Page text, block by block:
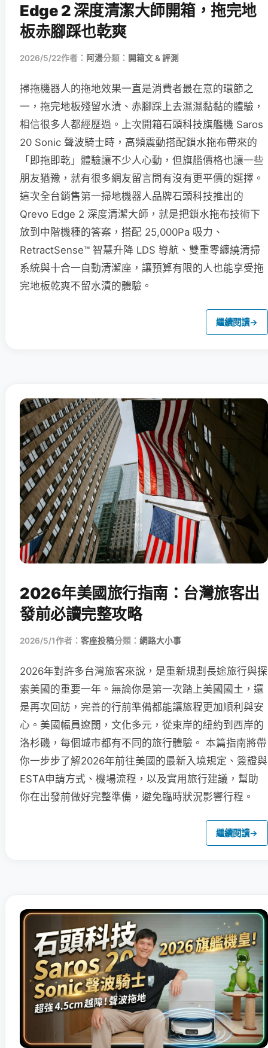
Edge 2 深度清潔大師開箱，拖完地
板赤腳踩也乾爽
2026/5/22作者： 阿湯分類： 開箱文 & 評測
掃拖機器人的拖地效果一直是消費者最在意的環節之
一，拖完地板殘留水漬、赤腳踩上去濕濕黏黏的體驗，
相信很多人都經歷過。上次開箱石頭科技旗艦機 Saros
20 Sonic 聲波騎士時，高頻震動搭配鎖水拖布帶來的
「即拖即乾」體驗讓不少人心動，但旗艦價格也讓一些
朋友猶豫，就有很多網友留言問有沒有更平價的選擇。
這次全台銷售第一掃地機器人品牌石頭科技推出的
Qrevo Edge 2 深度清潔大師，就是把鎖水拖布技術下
放到中階機種的答案，搭配 25,000Pa 吸力、
RetractSense™ 智慧升降 LDS 導航、雙重零纏繞清掃
系統與十合一自動清潔座，讓預算有限的人也能享受拖
完地板乾爽不留水漬的體驗。
繼續閱讀→
2026年美國旅行指南：台灣旅客出
發前必讀完整攻略
2026/5/1作者： 客座投稿分類： 網路大小事
2026年對許多台灣旅客來說，是重新規劃長途旅行與探
索美國的重要一年。無論你是第一次踏上美國國土，還
是再次回訪，完善的行前準備都能讓旅程更加順利與安
心。美國幅員遼闊，文化多元，從東岸的紐約到西岸的
洛杉磯，每個城市都有不同的旅行體驗。 本篇指南將帶
你一步步了解2026年前往美國的最新入境規定、簽證與
ESTA申請方式、機場流程，以及實用旅行建議，幫助
你在出發前做好完整準備，避免臨時狀況影響行程。
繼續閱讀→